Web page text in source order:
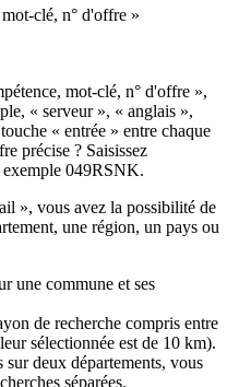
clé, n° d'offre »
mot-clé, n° d'offre »,
« serveur », « anglais »,
« entrée » entre chaque
précise ? Saisissez
exemple 049RSNK.
», vous avez la possibilité de
une région, un pays ou
une commune et ses
de recherche compris entre
sélectionnée est de 10 km).
deux départements, vous
séparées.